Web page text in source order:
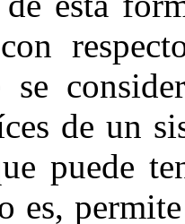
se
de un
puede
es,